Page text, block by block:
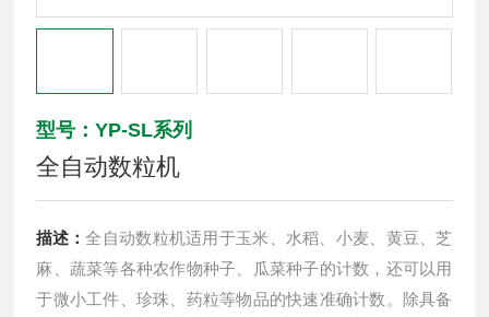
型号：YP-SL系列
全自动数粒机
描述：全自动数粒机适用于玉米、水稻、小麦、黄豆、芝
麻、蔬菜等各种农作物种子、瓜菜种子的计数，还可以用
于微小工件、珍珠、药粒等物品的快速准确计数。除具备